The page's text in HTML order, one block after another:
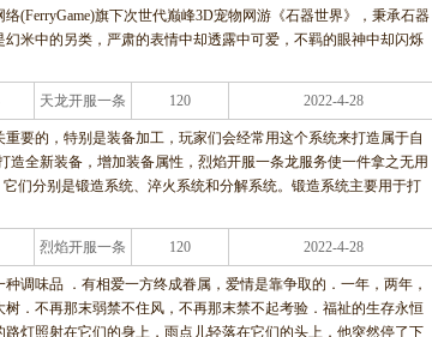
(FerryGame)旗下次世代巅峰3D宠物网游《石器世界》，秉承石器
米中的另类，严肃的表情中却透露中可爱，不羁的眼神中却闪烁
天龙开服一条
龙服务
120 2022-4-28
要的，特别是装备加工，玩家们会经常用这个系统来打造属于自
全新装备，增加装备属性，烈焰开服一条龙服务使一件拿之无用
们分别是锻造系统、淬火系统和分解系统。锻造系统主要用于打
烈焰开服一条
龙服务
120 2022-4-28
调味品 ．有相爱一方终成眷属，爱情是靠争取的．一年，两年，
．不再那末弱禁不住风，不再那末禁不起考验．福祉的生存永恒
灯照射在它们的身上，雨点儿轻落在它们的头上．他突然停了下